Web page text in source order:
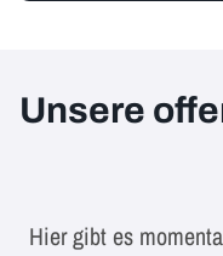
Unsere
Hier gibt es